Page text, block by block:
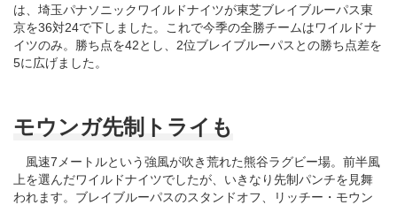
は、埼玉パナソニックワイルドナイツが東芝ブレイブルーパス東
京を36対24で下しました。これで今季の全勝チームはワイルドナ
イツのみ。勝ち点を42とし、2位ブレイブルーパスとの勝ち点差を
5に広げました。
モウンガ先制トライも
風速7メートルという強風が吹き荒れた熊谷ラグビー場。前半風
上を選んだワイルドナイツでしたが、いきなり先制パンチを見舞
われます。ブレイブルーパスのスタンドオフ、リッチー・モウン